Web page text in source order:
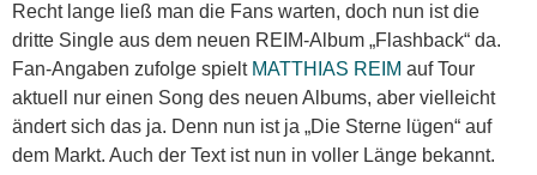
Recht lange ließ man die Fans warten, doch nun ist die
dritte Single aus dem neuen REIM-Album „Flashback“ da.
Fan-Angaben zufolge spielt MATTHIAS REIM auf Tour
aktuell nur einen Song des neuen Albums, aber vielleicht
ändert sich das ja. Denn nun ist ja „Die Sterne lügen“ auf
dem Markt. Auch der Text ist nun in voller Länge bekannt.